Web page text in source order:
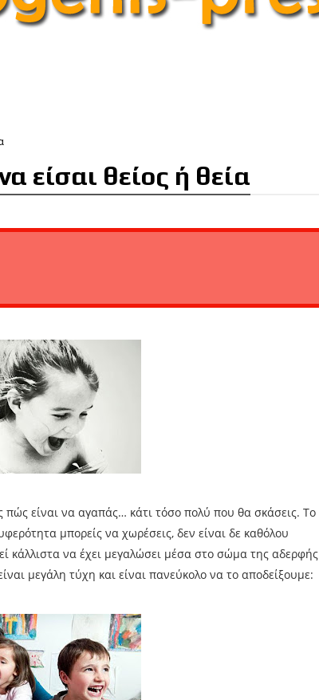
είσαι θείος ή θεία
πώς είναι να αγαπάς… κάτι τόσο πολύ που θα σκάσεις. Το
μπορείς να χωρέσεις, δεν είναι δε καθόλου
κάλλιστα να έχει μεγαλώσει μέσα στο σώμα της αδερφής
μεγάλη τύχη και είναι πανεύκολο να το αποδείξουμε: